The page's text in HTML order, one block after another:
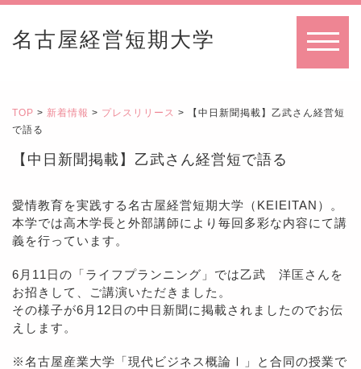
名古屋経営短期大学
TOP > 新着情報 > プレスリリース > 【中日新聞掲載】乙武さん経営短
で語る
【中日新聞掲載】乙武さん経営短で語る
愛情教育を実践する名古屋経営短期大学（KEIEITAN）。
本学では高木学長と外部講師により毎回多彩な内容にて講
義を行っています。
6月11日の「ライフプランニング」では乙武 洋匡さんを
お招きして、ご講演いただきました。
その様子が6月12日の中日新聞に掲載されましたのでお伝
えします。
※名古屋産業大学「現代ビジネス概論Ⅰ」と合同の授業で